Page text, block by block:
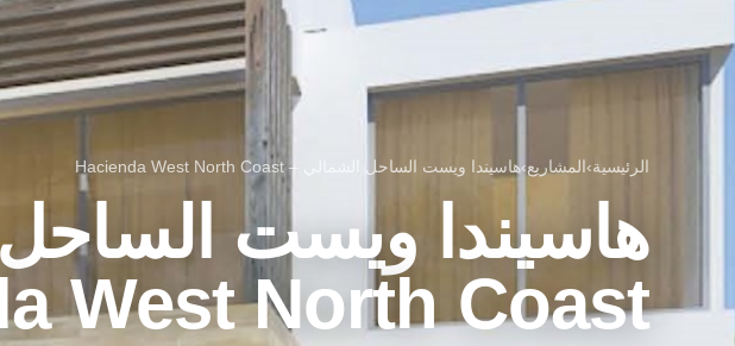
الرئيسية› المشاريع›هاسيندا ويست الساحل الشمالي – Hacienda West North Coast
هاسيندا ويست
West North Coast